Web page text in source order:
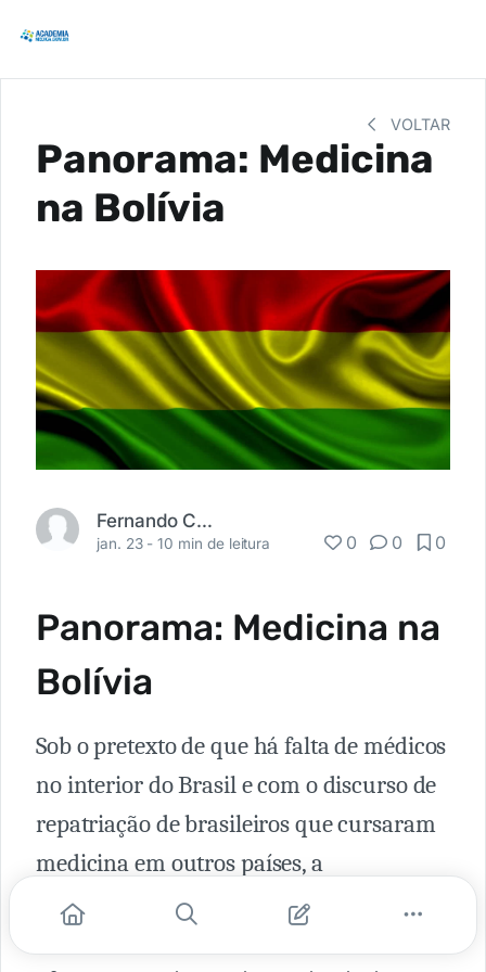
VOLTAR
Panorama: Medicina
na Bolívia
Fernando Carbonieri
jan. 23 -10 min de leitura 0 0 0
Panorama: Medicina na
Bolívia
Sob o pretexto de que há falta de médicos
no interior do Brasil e com o discurso de
repatriação de brasileiros que cursaram
medicina em outros países, a
flexibilização do REVALIDA seria um